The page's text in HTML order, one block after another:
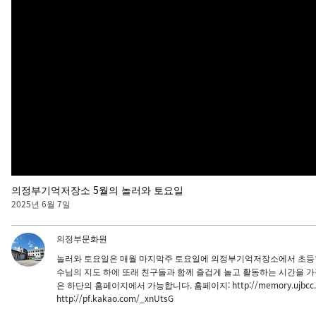
의정부기억저장소 5월의 놀러와 토요일
2025년 6월 7일
의정부문화원
놀러와 토요일은 매월 마지막주 토요일에 의정부기억저장소에서 초
수님의 지도 하에 또래 친구들과 함께 즐겁게 놀고 활동하는 시간을
은 하단의 홈페이지에서 가능합니다. 홈페이지: http://
http://pf.kakao.com/_xnUtsG